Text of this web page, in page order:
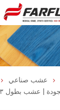
عشب صناعي
٣-٥ سم للرياضة والفناء